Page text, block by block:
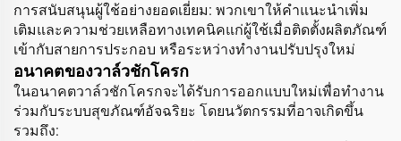
การสนับสนุนผู้ใช้อย่างยอดเยี่ยม: พวกเขาให้คำแนะนำเพิ่ม
เติมและความช่วยเหลือทางเทคนิคแก่ผู้ใช้เมื่อติดตั้งผลิตภัณฑ์
เข้ากับสายการประกอบ หรือระหว่างทำงานปรับปรุงใหม่
อนาคตของวาล์วชักโครก
ในอนาคตวาล์วชักโครกจะได้รับการออกแบบใหม่เพื่อทำงาน
ร่วมกับระบบสุขภัณฑ์อัจฉริยะ โดยนวัตกรรมที่อาจเกิดขึ้น
รวมถึง: